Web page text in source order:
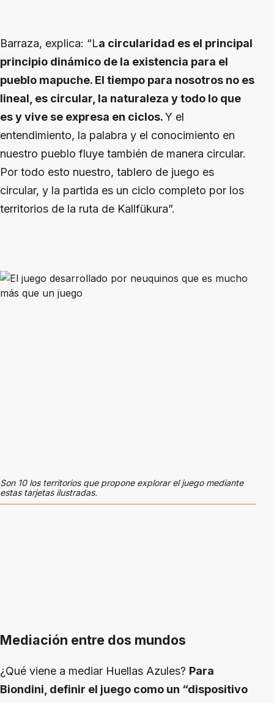
Barraza, explica: “La circularidad es el principal
principio dinámico de la existencia para el
pueblo mapuche. El tiempo para nosotros no es
lineal, es circular, la naturaleza y todo lo que
es y vive se expresa en ciclos.Y el
entendimiento, la palabra y el conocimiento en
nuestro pueblo fluye también de manera circular.
Por todo esto nuestro, tablero de juego es
circular, y la partida es un ciclo completo por los
territorios de la ruta de Kallfükura”.
Son 10 los territorios que propone explorar el juego mediante
estas tarjetas ilustradas.
Mediación entre dos mundos
¿Qué viene a mediar Huellas Azules? Para
Biondini, definir el juego como un “dispositivo